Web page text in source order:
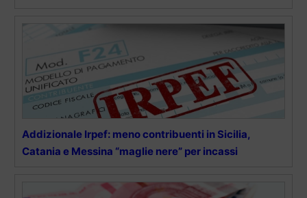
Addizionale Irpef: meno contribuenti in Sicilia,
Catania e Messina “maglie nere” per incassi